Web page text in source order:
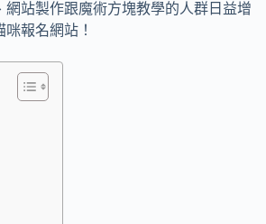
網站製作跟魔術方塊教學的人群日益增
報名網站！